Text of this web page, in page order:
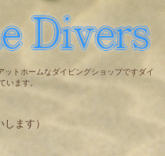
トホームなダイビングショップですダイ
います。
ます）